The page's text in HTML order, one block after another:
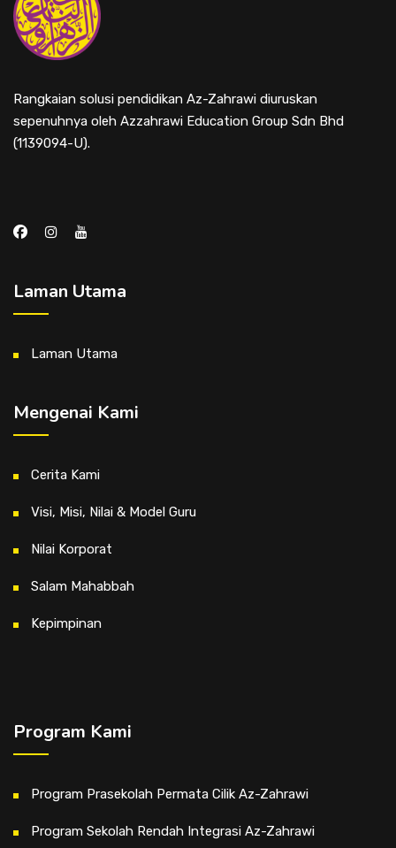
Rangkaian solusi pendidikan Az-Zahrawi diuruskan
sepenuhnya oleh Azzahrawi Education Group Sdn Bhd
(1139094-U).
Laman Utama
Laman Utama
Mengenai Kami
Cerita Kami
Visi, Misi, Nilai & Model Guru
Nilai Korporat
Salam Mahabbah
Kepimpinan
Program Kami
Program Prasekolah Permata Cilik Az-Zahrawi
Program Sekolah Rendah Integrasi Az-Zahrawi